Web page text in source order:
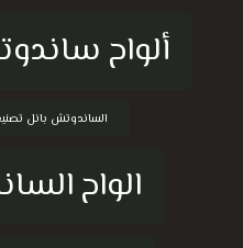
ألواح
الساندوتش بانل
الواح